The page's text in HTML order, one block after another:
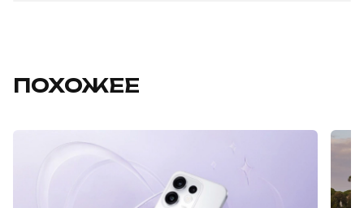
ПОХОЖЕЕ